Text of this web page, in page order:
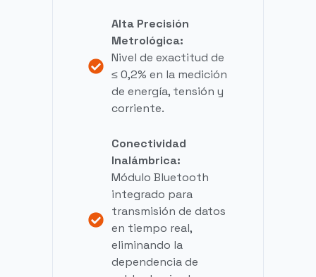
Alta Precisión
Metrológica:
Nivel de exactitud de
≤ 0,2% en la medición
de energía, tensión y
corriente.
Conectividad
Inalámbrica:
Módulo Bluetooth
integrado para
transmisión de datos
en tiempo real,
eliminando la
dependencia de